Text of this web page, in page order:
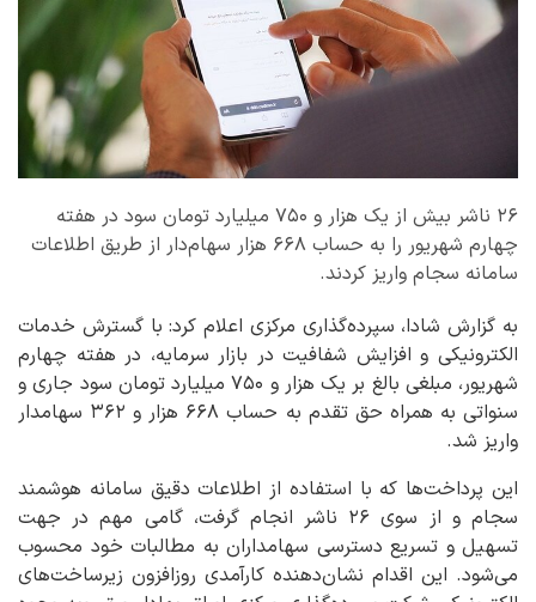
۲۶ ناشر بیش از یک هزار و ۷۵۰ میلیارد تومان سود در هفته
چهارم شهریور را به حساب ۶۶۸ هزار سهام‌دار از طریق اطلاعات
سامانه سجام واریز کردند.
به گزارش شادا، سپرده‌گذاری مرکزی اعلام کرد: با گسترش خدمات
الکترونیکی و افزایش شفافیت در بازار سرمایه، در هفته چهارم
شهریور، مبلغی بالغ بر یک هزار و ۷۵۰ میلیارد تومان سود جاری و
سنواتی به همراه حق تقدم به حساب ۶۶۸ هزار و ۳۶۲ سهامدار
واریز شد.
این پرداخت‌ها که با استفاده از اطلاعات دقیق سامانه هوشمند
سجام و از سوی ۲۶ ناشر انجام گرفت، گامی مهم در جهت
تسهیل و تسریع دسترسی سهامداران به مطالبات خود محسوب
می‌شود. این اقدام نشان‌دهنده کارآمدی روزافزون زیرساخت‌های